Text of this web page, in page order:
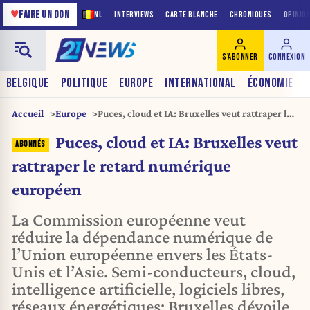
NL INTERVIEWS CARTE BLANCHE CHRONIQUES
♥FAIRE UN DON
BELGIQUE POLITIQUE EUROPE INTERNATIONAL ÉCONOMIE
S'ABONNER CONNEXION
Accueil Europe
Puces, cloud et IA: Bruxelles veut rattraper le
Puces, cloud et IA: Bruxelles veut
rattraper le retard numérique
européen
La Commission européenne veut
réduire la dépendance numérique de
l’Union européenne envers les États-
Unis et l’Asie. Semi-conducteurs, cloud,
intelligence artificielle, logiciels libres,
réseaux énergétiques: Bruxelles dévoile